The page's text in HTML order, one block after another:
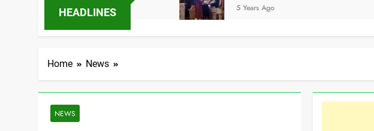
HEADLINES 5 Years Ago
Home News
NEWS